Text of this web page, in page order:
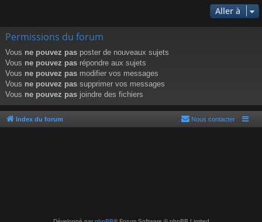
Aller à
Permissions du forum
Vous ne pouvez pas poster de nouveaux sujets
Vous ne pouvez pas répondre aux sujets
Vous ne pouvez pas modifier vos messages
Vous ne pouvez pas supprimer vos messages
Vous ne pouvez pas joindre des fichiers
Index du forum Nous contacter